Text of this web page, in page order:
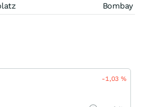
Bombay
-1,03%